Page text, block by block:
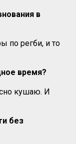
в
по регби, и то
время?
кушаю. И
без